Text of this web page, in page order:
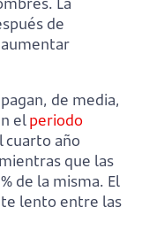
de
de media,
elperiodo
año
que las
de la misma. El
lento entre las